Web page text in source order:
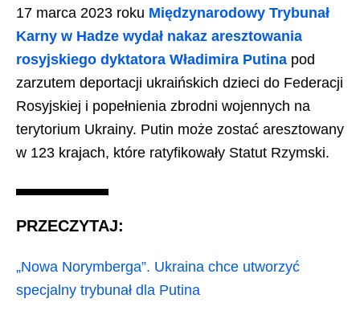
17 marca 2023 roku Międzynarodowy Trybunał
Karny w Hadze wydał nakaz aresztowania
rosyjskiego dyktatora Władimira Putina pod
zarzutem deportacji ukraińskich dzieci do Federacji
Rosyjskiej i popełnienia zbrodni wojennych na
terytorium Ukrainy. Putin może zostać aresztowany
w 123 krajach, które ratyfikowały Statut Rzymski.
PRZECZYTAJ:
„Nowa Norymberga”. Ukraina chce utworzyć
specjalny trybunał dla Putina